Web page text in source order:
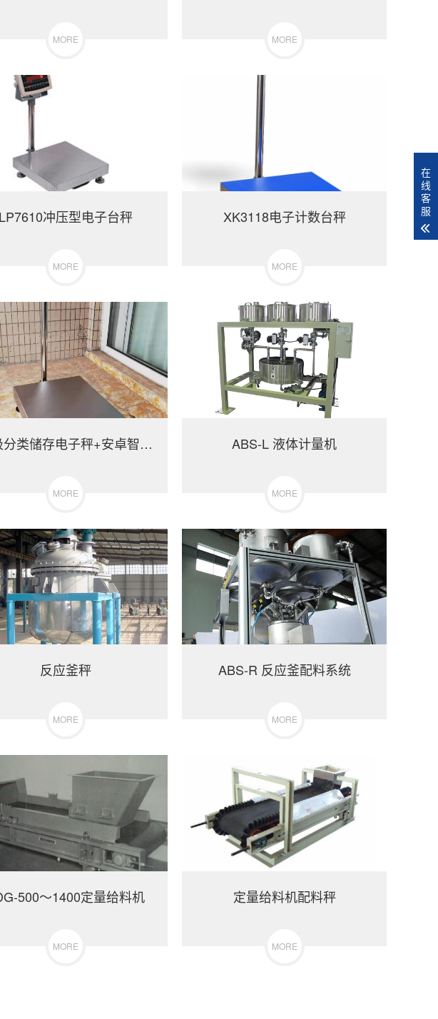
MORE MORE
LP7610冲压型电子台秤
MORE
XK3118电子计数台秤
MORE
垃圾分类储存电子秤+安卓智能垃圾称重电子秤
MORE
ABS-L 液体计量机
MORE
反应釜秤
MORE
ABS-R 反应釜配料系统
MORE
500～1400定量给料机
MORE
定量给料机配料秤
MORE
在
线
客
服